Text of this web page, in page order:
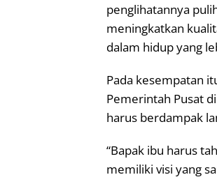
penglihatannya
meningkatkan
dalam hidup yang
Pada kesempatan
Pemerintah Pusat
harus berdampak
“Bapak ibu harus
memiliki visi yang